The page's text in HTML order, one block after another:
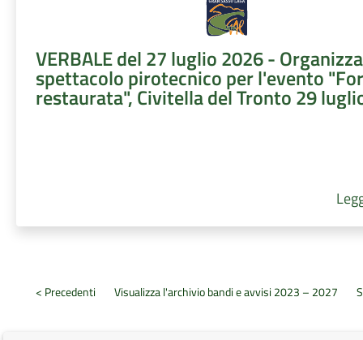
VERBALE del 27 luglio 2026 -
spettacolo pirotecnico per l'evento
restaurata", Civitella del Tronto 29
< Precedenti Visualizza l'archivio bandi e avvisi 2023 – 2027